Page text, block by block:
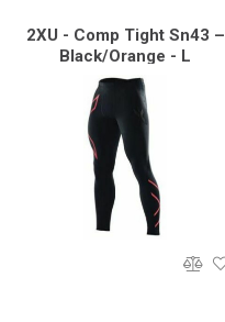
2XU - Comp Tight Sn43 –
Black/Orange - L